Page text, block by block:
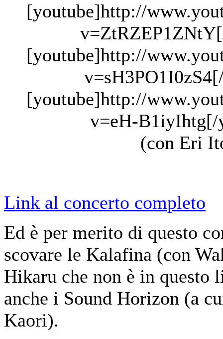
[youtube]http://
[youtube]http://
[youtube]http://
v=eH-B1iyIhtg[/
(con Eri
Link al concerto completo
Ed è per merito di questo
scovare le Kalafina (con
Hikaru che non è in questo
anche i Sound Horizon (a
Kaori).